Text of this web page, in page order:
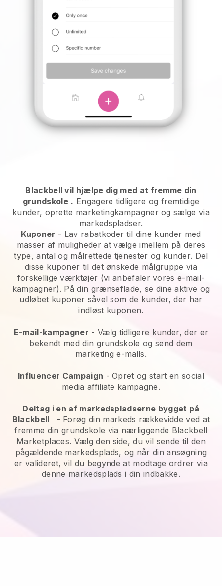
Blackbell vil hjælpe dig med at fremme din
grundskole . Engagere tidligere og fremtidige
kunder, oprette marketingkampagner og sælge via
markedspladser.
Kuponer - Lav rabatkoder til dine kunder med
masser af muligheder at vælge imellem på deres
type, antal og målrettede tjenester og kunder. Del
disse kuponer til det ønskede målgruppe via
forskellige værktøjer (vi anbefaler vores e-mail-
kampagner). På din grænseflade, se dine aktive og
udløbet kuponer såvel som de kunder, der har
indløst kuponen.
E-mail-kampagner - Vælg tidligere kunder, der er
bekendt med din grundskole og send dem
marketing e-mails.
Influencer Campaign - Opret og start en social
media affiliate kampagne.
Deltag i en af markedspladserne bygget på
Blackbell
- Forøg din markeds rækkevidde ved at
fremme din grundskole via nærliggende Blackbell
Marketplaces. Vælg den side, du vil sende til den
pågældende markedsplads, og når din ansøgning
er valideret, vil du begynde at modtage ordrer via
denne markedsplads i din indbakke.